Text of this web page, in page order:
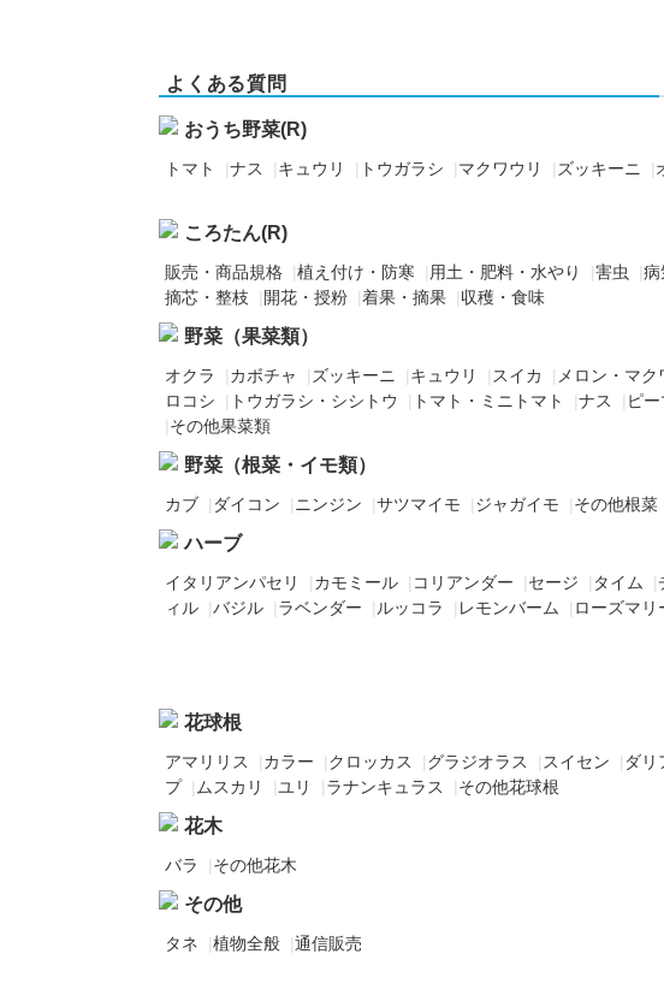
よくある質問
おうち野菜(R)
トマト |ナス |キュウリ | トウガラシ |マクワウリ | ズッキーニ |
ころたん(R)
販売・商品規格 |植え付け・防寒 | 用土・肥料・水やり |害虫 |病
摘芯・整枝
| 開花・授粉 |着果・摘果 |収穫・食味
野菜（果菜類）
オクラ |カボチャ | ズッキーニ |キュウリ | スイカ | メロン・マク
ロコシ
| トウガラシ・シシトウ | トマト・ミニトマト |ナス | ピ
|その他果菜類
野菜（根菜・イモ類）
カブ | ダイコン |ニンジン |サツマイモ |ジャガイモ |その他根菜
ハーブ
イタリアンパセリ |カモミール | コリアンダー |セージ | タイム |
ィル |バジル |ラベンダー | ルッコラ | レモンバーム | ローズマリ
花球根
アマリリス |カラー |クロッカス |グラジオラス | スイセン | ダリ
プ | ムスカリ |ユリ |ラナンキュラス |その他花球根
花木
バラ |その他花木
その他
タネ |植物全般 |通信販売